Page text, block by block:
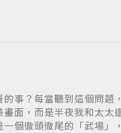
事？每當聽到這個問題
面，而是半夜我和太太
個徹頭徹尾的「武場」